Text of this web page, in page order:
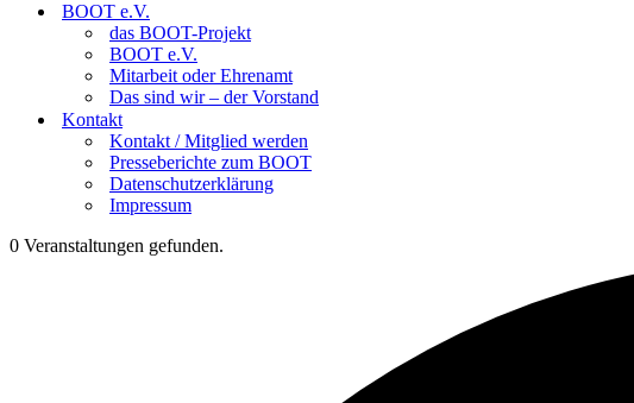
BOOT e.V.
das BOOT-Projekt
BOOT e.V.
Mitarbeit oder Ehrenamt
Das sind wir – der Vorstand
Kontakt
Kontakt / Mitglied werden
Presseberichte zum BOOT
Datenschutzerklärung
Impressum
0 Veranstaltungen gefunden.